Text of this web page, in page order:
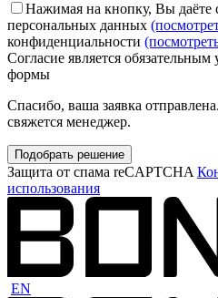
Нажимая на кнопку, Вы даёте
персональных данных
конфиденциальности
Согласие является
формы
Спасибо, ваша заявка
свяжется менеджер.
Подобрать решение
Защита от спама reCAPTCHA
использования
EN